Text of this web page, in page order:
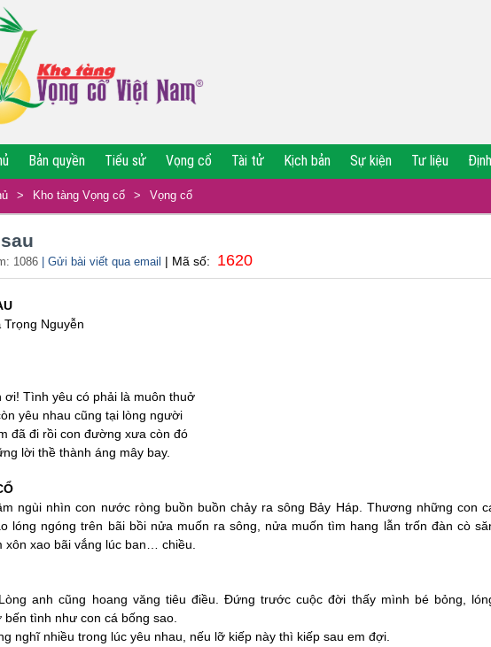
Bản quyền Tiểu sử Vọng cổ Tài tử Kịch bản Sự kiện Tư liệu
> Kho tàng Vọng cổ > Vọng cổ
1086 | Gửi bài viết qua email | Mã số: 1620
Trọng Nguyễn
ơi! Tình yêu có phải là muôn thuở
yêu nhau cũng tại lòng người
đã đi rồi con đường xưa còn đó
lời thề thành áng mây bay.
ngùi nhìn con nước ròng buồn buồn chảy ra sông Bảy Háp. Thương những con
lóng ngóng trên bãi bồi nửa muốn ra sông, nửa muốn tìm hang lẫn trốn đàn cò
xôn xao bãi vắng lúc ban… chiều.
anh cũng hoang văng tiêu điều. Đứng trước cuộc đời thấy mình bé bỏng,
bến tình như con cá bống sao.
nghĩ nhiều trong lúc yêu nhau, nếu lỡ kiếp này thì kiếp sau em đợi.